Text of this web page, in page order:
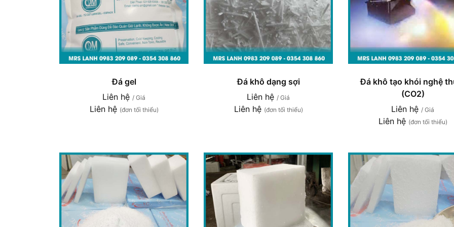
Đá gel
Liên hệ / Giá
Liên hệ (đơn tối thiểu)
Đá khô dạng sợi
Liên hệ / Giá
Liên hệ (đơn tối thiểu)
Đá khô tạo khói nghệ
(CO2)
Liên hệ / Giá
Liên hệ (đơn tối thiểu)